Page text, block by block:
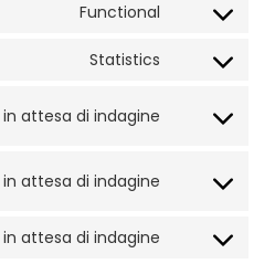
Functional
Statistics
attesa di indagine
attesa di indagine
attesa di indagine